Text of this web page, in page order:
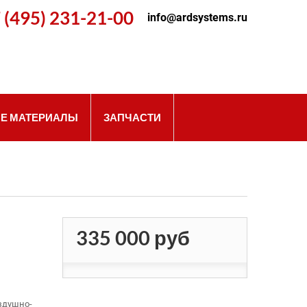
info@ardsystems.ru
(495) 231-21-00
МАТЕРИАЛЫ ЗАПЧАСТИ
335 000 руб